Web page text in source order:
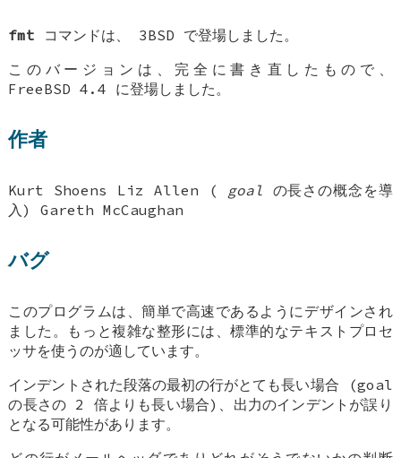
fmt コマンドは、 3BSD で登場しました。
このバージョンは、完全に書き直したもので、
FreeBSD 4.4 に登場しました。
作者
Kurt Shoens Liz Allen ( goal の長さの概念を導
入)Gareth McCaughan
バグ
このプログラムは、簡単で高速であるようにデザインされ
ました。もっと複雑な整形には、標準的なテキストプロセ
ッサを使うのが適しています。
インデントされた段落の最初の行がとても長い場合 (goal
の長さの 2 倍よりも長い場合)、出力のインデントが誤り
となる可能性があります。